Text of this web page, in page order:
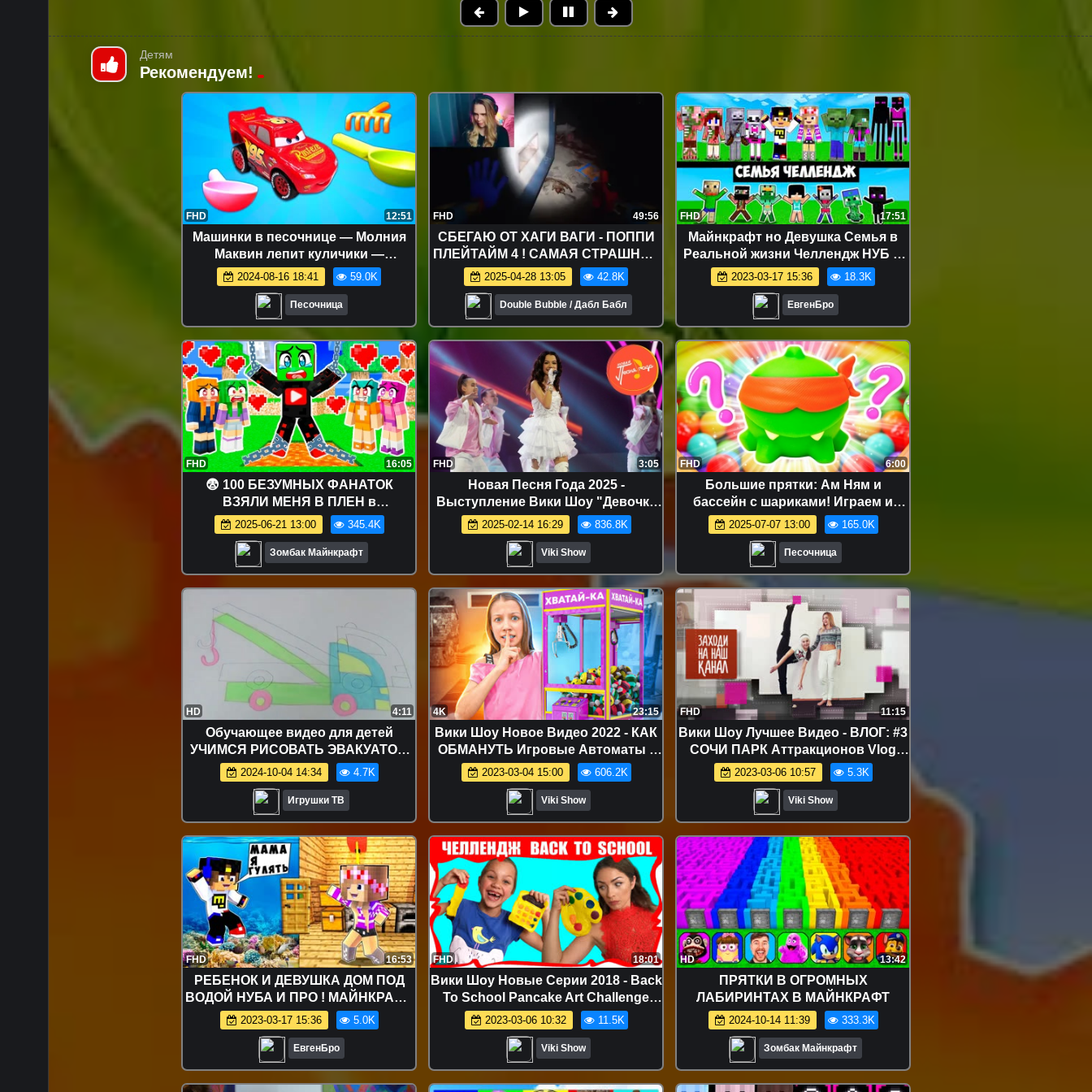
Детям
Рекомендуем!
FHD 12:51
Машинки в песочнице — Молния
Маквин лепит куличики —
Песочница для малышей
2024-08-16 18:41 59.0K
Песочница
FHD 49:56
СБЕГАЮ ОТ ХАГИ ВАГИ - ПОППИ
ПЛЕЙТАЙМ 4 ! САМАЯ СТРАШНАЯ
ЧАСТЬ #2
2025-04-28 13:05 42.8K
Double Bubble / Дабл Бабл
FHD 17:51
Майнкрафт но Девушка Семья в
Реальной жизни Челлендж НУБ И
ПРО ВИДЕО ТРОЛЛИНГ
MINECRAFT
2023-03-17 15:36 18.3K
ЕвгенБро
FHD 16:05
😨 100 БЕЗУМНЫХ ФАНАТОК
ВЗЯЛИ МЕНЯ В ПЛЕН в
МАЙНКРАФТ!
2025-06-21 13:00 345.4K
Зомбак Майнкрафт
FHD 3:05
Новая Песня Года 2025 -
Выступление Вики Шоу "Девочка
не плачь"
2025-02-14 16:29 836.8K
Viki Show
FHD 6:00
Большие прятки: Ам Ням и
бассейн с шариками! Играем и
ищем его вместе
2025-07-07 13:00 165.0K
Песочница
HD 4:11
Обучающее видео для детей
УЧИМСЯ РИСОВАТЬ ЭВАКУАТОР.
Рисуем КАРАНДАШОМ ПОЭТАПНО
ЭВАКУАТОР.
2024-10-04 14:34 4.7K
Игрушки ТВ
4K 23:15
Вики Шоу Новое Видео 2022 - КАК
ОБМАНУТЬ Игровые Автоматы *
Все Секреты от Вики Шоу
2023-03-04 15:00 606.2K
Viki Show
FHD 11:15
Вики Шоу Лучшее Видео - ВЛОГ: #3
СОЧИ ПАРК Аттракционов Vlog
Sochi Park Amusement Video / Вики
Шоу
2023-03-06 10:57 5.3K
Viki Show
FHD 16:53
РЕБЕНОК И ДЕВУШКА ДОМ ПОД
ВОДОЙ НУБА И ПРО ! МАЙНКРАФТ
В РЕАЛЬНОЙ ЖИЗНИ ВИДЕО
ТРОЛЛИНГ MINECRAFT
2023-03-17 15:36 5.0K
ЕвгенБро
FHD 18:01
Вики Шоу Новые Серии 2018 - Back
To School Pancake Art Challenge
Блинный Челлендж Бэк Ту Скул
Вика против Мамы // Вики Шоу
2023-03-06 10:32 11.5K
Viki Show
HD 13:42
ПРЯТКИ В ОГРОМНЫХ
ЛАБИРИНТАХ В МАЙНКРАФТ
2024-10-14 11:39 333.3K
Зомбак Майнкрафт